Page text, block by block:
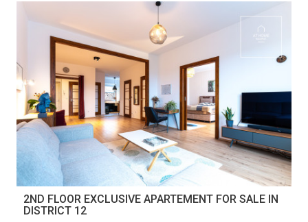
2ND FLOOR EXCLUSIVE APARTEMENT FOR SALE IN
DISTRICT 12